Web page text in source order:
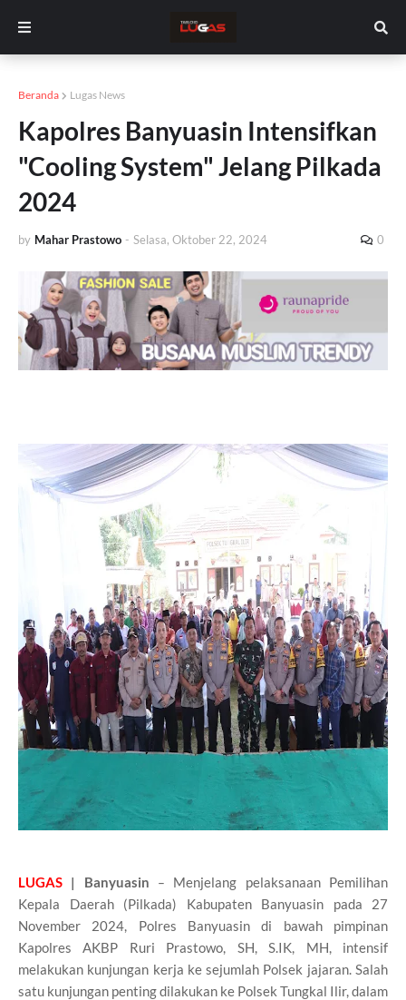
Beranda Lugas News
Kapolres Banyuasin Intensifkan
"Cooling System" Jelang Pilkada
2024
by Mahar Prastowo - Selasa, Oktober 22, 2024 0
LUGAS | Banyuasin – Menjelang pelaksanaan Pemilihan
Kepala Daerah (Pilkada) Kabupaten Banyuasin pada 27
November 2024, Polres Banyuasin di bawah pimpinan
Kapolres AKBP Ruri Prastowo, SH, S.IK, MH, intensif
melakukan kunjungan kerja ke sejumlah Polsek jajaran. Salah
satu kunjungan penting dilakukan ke Polsek Tungkal Ilir, dalam